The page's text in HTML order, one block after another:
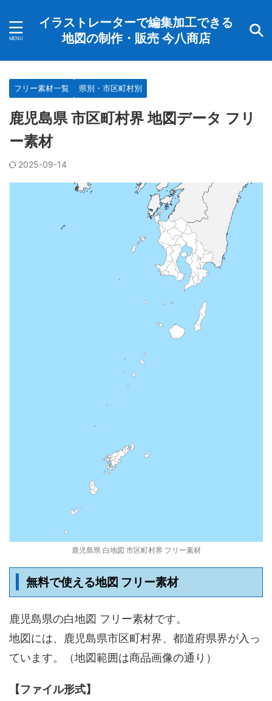
イラストレーターで編集加工できる
地図の制作・販売 今八商店
フリー素材一覧 県別・市区町村別
鹿児島県 市区町村界 地図データ フリ
ー素材
2025-09-14
鹿児島県 白地図 市区町村界 フリー素材
無料で使える地図 フリー素材
鹿児島県の白地図 フリー素材です。
地図には、鹿児島県市区町村界、都道府県界が入っ
ています。（地図範囲は商品画像の通り）
【ファイル形式】